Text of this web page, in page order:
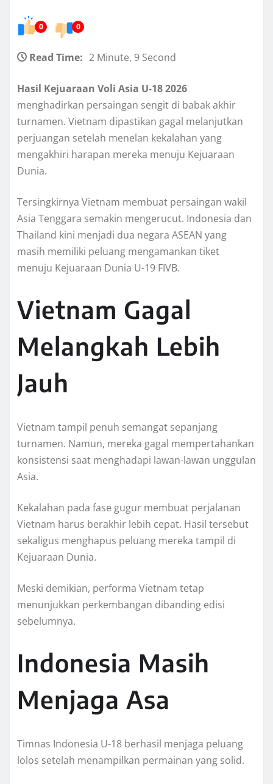
0 0
Read Time: 2 Minute, 9 Second
Hasil Kejuaraan Voli Asia U-18 2026
menghadirkan persaingan sengit di babak akhir
turnamen. Vietnam dipastikan gagal melanjutkan
perjuangan setelah menelan kekalahan yang
mengakhiri harapan mereka menuju Kejuaraan
Dunia.
Tersingkirnya Vietnam membuat persaingan wakil
Asia Tenggara semakin mengerucut. Indonesia dan
Thailand kini menjadi dua negara ASEAN yang
masih memiliki peluang mengamankan tiket
menuju Kejuaraan Dunia U-19 FIVB.
Vietnam Gagal
Melangkah Lebih
Jauh
Vietnam tampil penuh semangat sepanjang
turnamen. Namun, mereka gagal mempertahankan
konsistensi saat menghadapi lawan-lawan unggulan
Asia.
Kekalahan pada fase gugur membuat perjalanan
Vietnam harus berakhir lebih cepat. Hasil tersebut
sekaligus menghapus peluang mereka tampil di
Kejuaraan Dunia.
Meski demikian, performa Vietnam tetap
menunjukkan perkembangan dibanding edisi
sebelumnya.
Indonesia Masih
Menjaga Asa
Timnas Indonesia U-18 berhasil menjaga peluang
lolos setelah menampilkan permainan yang solid.